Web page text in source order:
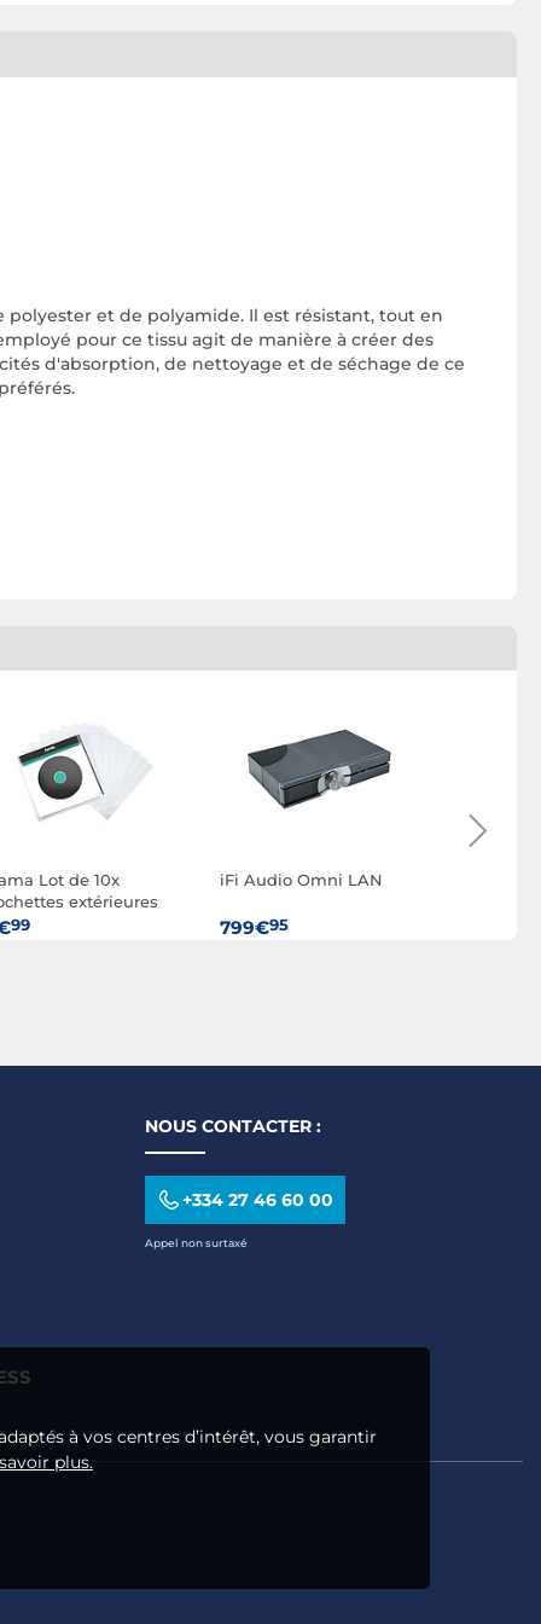
et de polyamide. Il est résistant, tout en
pour ce tissu agit de manière à créer des
d'absorption, de nettoyage et de séchage de ce
Lot de 10x
extérieures
disques 33 tours -
99
iFi Audio Omni LAN
799€95
NOUS CONTACTER :
+334 27 46 60 00
Appel non surtaxé
à vos centres d’intérêt, vous garantir
plus.